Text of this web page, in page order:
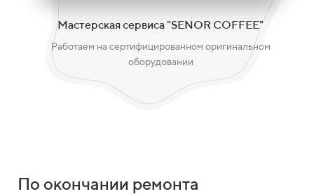
Мастерская сервиса "SENOR COFFEE"
Работаем на сертифицированном оригинальном
оборудовании
По окончании ремонта